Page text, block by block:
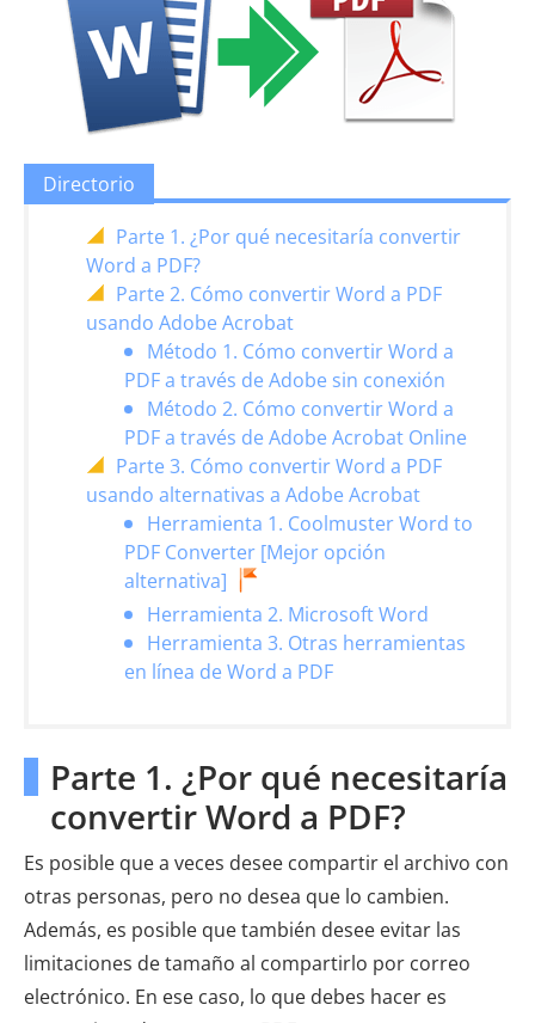
Directorio
Parte 1. ¿Por qué necesitaría convertir
Word a PDF?
Parte 2. Cómo convertir Word a PDF
usando Adobe Acrobat
Método 1. Cómo convertir Word a
PDF a través de Adobe sin conexión
Método 2. Cómo convertir Word a
PDF a través de Adobe Acrobat Online
Parte 3. Cómo convertir Word a PDF
usando alternativas a Adobe Acrobat
Herramienta 1. Coolmuster Word to
PDF Converter [Mejor opción
alternativa]
Herramienta 2. Microsoft Word
Herramienta 3. Otras herramientas
en línea de Word a PDF
Parte 1. ¿Por qué necesitaría
convertir Word a PDF?
Es posible que a veces desee compartir el archivo con
otras personas, pero no desea que lo cambien.
Además, es posible que también desee evitar las
limitaciones de tamaño al compartirlo por correo
electrónico. En ese caso, lo que debes hacer es